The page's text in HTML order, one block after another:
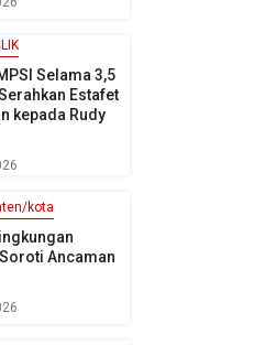
Selama 3,5
Estafet
kepada Rudy
kota
Ancaman